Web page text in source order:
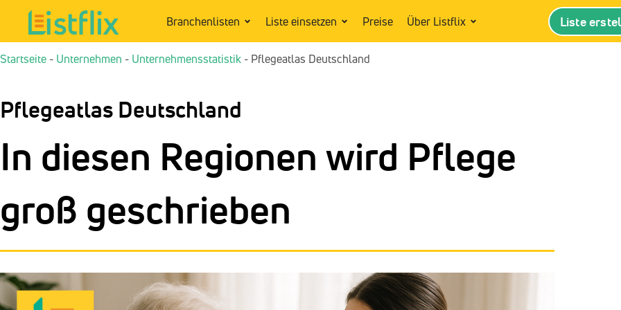
Branchenlisten Liste einsetzen Preise Über Listflix Liste
Startseite - Unternehmen - Unternehmensstatistik - Pflegeatlas Deutschland
Pflegeatlas Deutschland
In diesen Regionen wird Pflege
groß geschrieben